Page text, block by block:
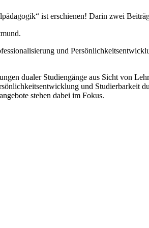
ist erschienen! Darin zwei
und
dualer Studiengänge aus Sicht von
und Studierbarkeit
stehen dabei im Fokus.